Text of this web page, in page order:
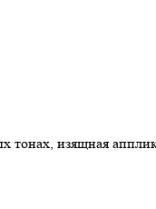
тонах, изящная